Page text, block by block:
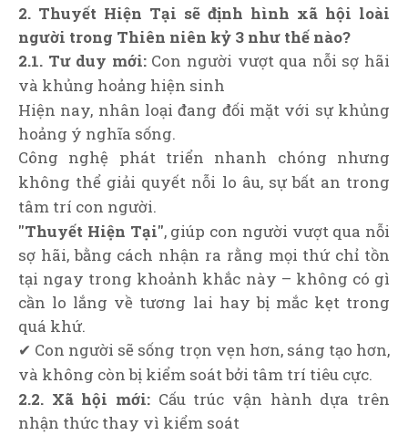
2. Thuyết Hiện Tại sẽ định hình xã hội loài
người trong Thiên niên kỷ 3 như thế nào?
2.1. Tư duy mới: Con người vượt qua nỗi sợ hãi
và khủng hoảng hiện sinh
Hiện nay, nhân loại đang đối mặt với sự khủng
hoảng ý nghĩa sống.
Công nghệ phát triển nhanh chóng nhưng
không thể giải quyết nỗi lo âu, sự bất an trong
tâm trí con người.
"Thuyết Hiện Tại", giúp con người vượt qua nỗi
sợ hãi, bằng cách nhận ra rằng mọi thứ chỉ tồn
tại ngay trong khoảnh khắc này – không có gì
cần lo lắng về tương lai hay bị mắc kẹt trong
quá khứ.
✔ Con người sẽ sống trọn vẹn hơn, sáng tạo hơn,
và không còn bị kiểm soát bởi tâm trí tiêu cực.
2.2. Xã hội mới: Cấu trúc vận hành dựa trên
nhận thức thay vì kiểm soát